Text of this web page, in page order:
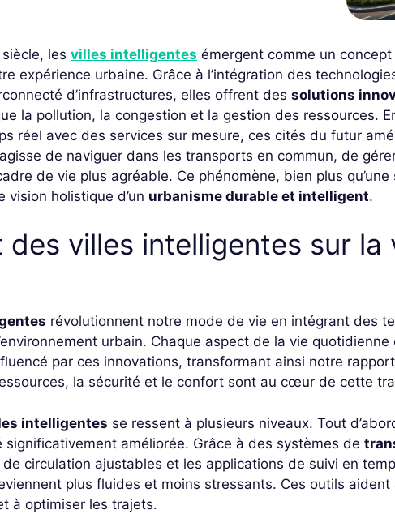
siècle, les villes intelligentes émergent comme un
expérience urbaine. Grâce à l’intégration des
d’infrastructures, elles offrent des solutions
la pollution, la congestion et la gestion des ressources.
réel avec des services sur mesure, ces cités du futur
de naviguer dans les transports en commun, de
de vie plus agréable. Ce phénomène, bien plus
vision holistique d’un urbanisme durable et intelligent.
des villes intelligentes sur la
révolutionnent notre mode de vie en intégrant des
urbain. Chaque aspect de la vie quotidienne
par ces innovations, transformant ainsi notre
la sécurité et le confort sont au cœur de cette
intelligentes se ressent à plusieurs niveaux. Tout
significativement améliorée. Grâce à des systèmes de
circulation ajustables et les applications de suivi en
plus fluides et moins stressants. Ces outils aident
à optimiser les trajets.